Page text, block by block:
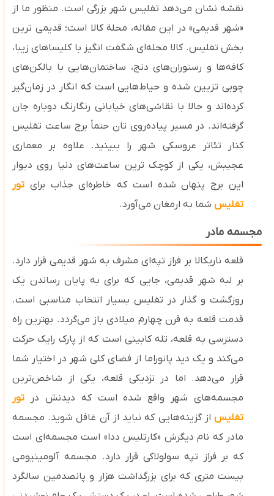
نقشه نشان می‌دهد تفلیس شهر بزرگی است. منظور ما از
«شهر قدیمی» در این مقاله، محلة کالا است؛ قدیمی‌ ترین
بخش تفلیس. کالا محله‌ای شگفت ‌انگیز با کلیساهای زیبا،
کافه‌ها و رستوران‌های دنج، ساختمان‌هایی با بالکن‌های
چوبی تزیین‌ شده و حیاط‌هایی ا‌ست که انگار در زمان‌گیر
کرده‌اند و حالا با نقاشی‌های خیابانی رنگارنگ دوباره جان
گرفته‌اند. در مسیر پیاده‌روی‌ تان حتماً برج ساعت تفلیس
کنار تئاتر عروسکی شهر را ببینید. علاوه بر معماری
عجیبش، یکی از کوچک ‌ترین ساعت‌های دنیا روی دیوار
این برج پنهان شده است که خاطره‌ای جذاب برای تور
تفلیس شما به ارمغان می‌آورد.
مجسمه مادر
قلعه ناریکالا بر فراز تپه‌ای مشرف به شهر قدیمی قرار دارد.
بر لبه شهر قدیمی، جایی که برای به پایان رساندن یک
روزگشت و گذار در تفلیس بسیار انتخاب مناسبی‌ است.
قدمت قلعه به قرن چهارم میلادی باز می‌گردد. بهترین راه
دسترسی به قلعه، تله‌ کابینی است که از پارک رایک حرکت
می‌کند و یک دید پانوراما از فضای کلی شهر در اختیار شما
قرار می‌دهد. اما در نزدیکی قلعه، یکی از شاخص‌ترین
مجسمه‌های شهر واقع شده است که دیدنش در
تور
تفلیس از گزینه‌هایی که نباید از آن غافل شوید. مجسمه
مادر که نام دیگرش «کارتلیس ددا» است مجسمه‌ای است
که بر فراز تپه سولولاکی قرار دارد. مجسمه آلومینیومی
بیست‌ متری که برای بزرگداشت هزار و پانصدمین سالگرد